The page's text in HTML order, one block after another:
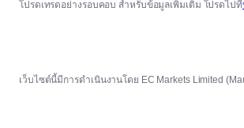
โปรดเทรดอย่างรอบคอบ สำหรับข้อมูลเพิ่มเติม โปรดไปที่
เว็บไซต์นี้มีการดำเนินงานโดย EC Markets Limited